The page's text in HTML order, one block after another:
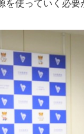
を使っていく必